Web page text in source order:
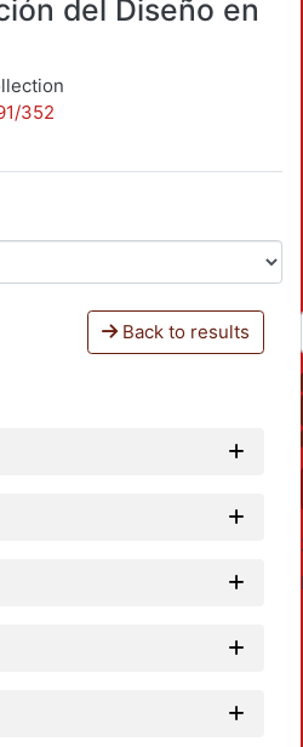
del Diseño en
352
Back to results